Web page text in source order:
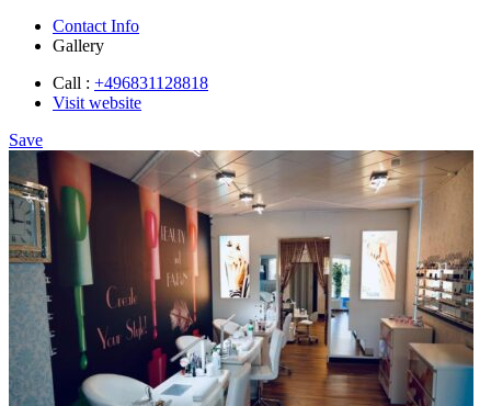
Contact Info
Gallery
Call : +496831128818
Visit website
Save